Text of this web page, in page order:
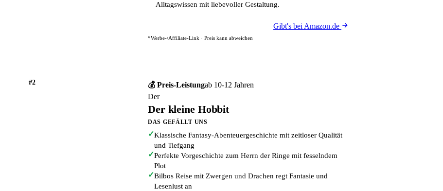
Alltagswissen mit liebevoller Gestaltung.
Gibt's bei Amazon.de
*Werbe-/Affiliate-Link · Preis kann abweichen
#2 💰 Preis-Leistungab 10-12 Jahren
Der
Der kleine Hobbit
DAS GEFÄLLT UNS
✓Klassische Fantasy-Abenteuergeschichte mit zeitloser Qualität
und Tiefgang
✓Perfekte Vorgeschichte zum Herrn der Ringe mit fesselndem
Plot
✓Bilbos Reise mit Zwergen und Drachen regt Fantasie und
Lesenlust an